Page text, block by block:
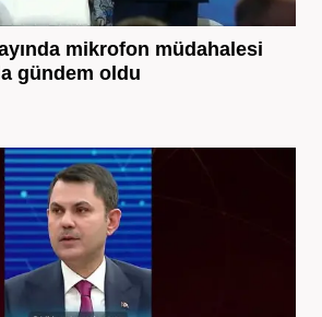
mikrofon müdahalesi
gündem oldu